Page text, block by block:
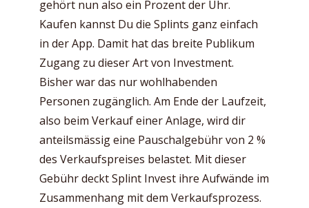
gehört nun also ein Prozent der Uhr.
Kaufen kannst Du die Splints ganz einfach
in der App. Damit hat das breite Publikum
Zugang zu dieser Art von Investment.
Bisher war das nur wohlhabenden
Personen zugänglich. Am Ende der Laufzeit,
also beim Verkauf einer Anlage, wird dir
anteilsmässig eine Pauschalgebühr von 2 %
des Verkaufspreises belastet. Mit dieser
Gebühr deckt Splint Invest ihre Aufwände im
Zusammenhang mit dem Verkaufsprozess.